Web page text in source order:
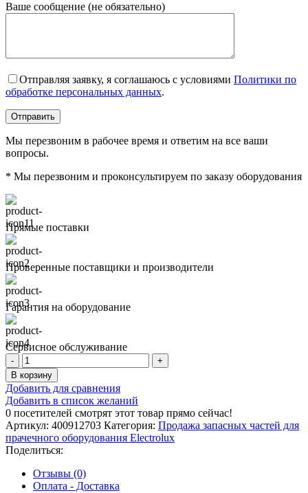
Ваше сообщение (не обязательно)
Отправляя заявку, я соглашаюсь с условиями Политики по
обработке персональных данных.
Мы перезвоним в рабочее время и ответим на все ваши
вопросы.
* Мы перезвоним и проконсультируем по заказу оборудования
Прямые поставки
Проверенные поставщики и производители
Гарантия на оборудование
Сервисное обслуживание
Количество
товара
FLEXSLANG
В корзину
Добавить для сравнения
Добавить в список желаний
0 посетителей смотрят этот товар прямо сейчас!
Артикул: 400912703 Категория: Продажа запасных частей для
прачечного оборудования Electrolux
Поделиться:
Отзывы (0)
Оплата - Доставка